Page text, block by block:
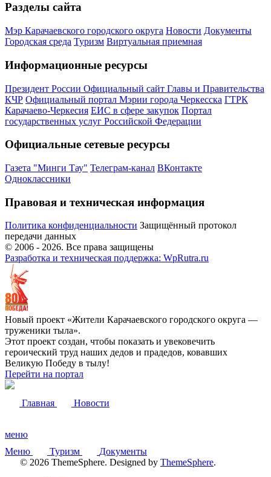
Разделы сайта
Мэр Карачаевского городского округа Новости Документы
Городская среда Туризм Виртуальная приемная
Информационные ресурсы
Президент России Официальный сайт Главы и Правительства
КЧР Официальный портал Мэрии города Черкесска ГТРК
Карачаево-Черкесия ЕИС в сфере закупок Портал
государственных услуг Российской Федерации
Официальные сетевые ресурсы
Газета "Минги Тау" Телеграм-канал ВКонтакте
Одноклассники
Правовая и техническая информация
Политика конфиденциальности Защищённый протокол
передачи данных
© 2006 - 2026. Все права защищены
Разработка и техническая поддержка: WpRutra.ru
Новый проект «Жители Карачаевского городского округа —
труженики тыла».
Этот проект создан, чтобы показать и увековечить
героический труд наших дедов и прадедов, ковавших
Великую Победу в тылу!
Перейти на портал
Главная Новости
меню
Меню
Туризм
Документы
© 2026 ThemeSphere. Designed by ThemeSphere.